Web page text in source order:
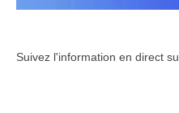
Suivez l'information en direct